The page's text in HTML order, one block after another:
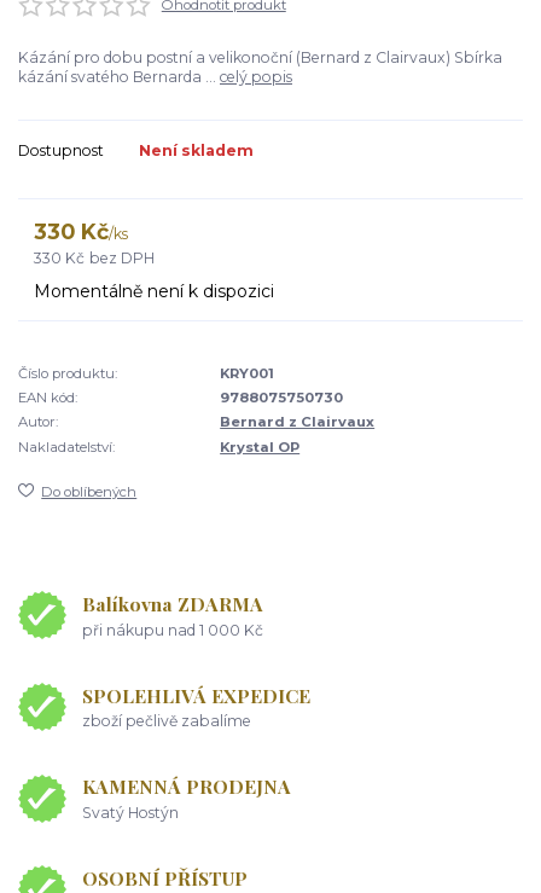
Ohodnotit produkt
Kázání pro dobu postní a velikonoční (Bernard z Clairvaux) Sbírka
kázání svatého Bernarda ... celý popis
Dostupnost Není skladem
330 Kč/ks
330 Kč bez DPH
Momentálně není k dispozici
Číslo produktu:
KRY001
EAN kód:
9788075750730
Autor:
Bernard z Clairvaux
Nakladatelství:
Krystal OP
Do oblíbených
Balíkovna ZDARMA
při nákupu nad 1 000 Kč
SPOLEHLIVÁ EXPEDICE
zboží pečlivě zabalíme
KAMENNÁ PRODEJNA
Svatý Hostýn
OSOBNÍ PŘÍSTUP